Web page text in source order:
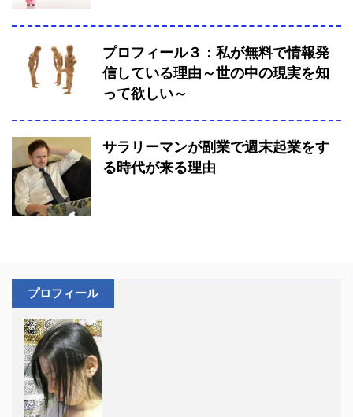
プロフィール３：私が無料で情報発
信している理由～世の中の現実を知
って欲しい～
サラリーマンが副業で週末起業をす
る時代が来る理由
プロフィール